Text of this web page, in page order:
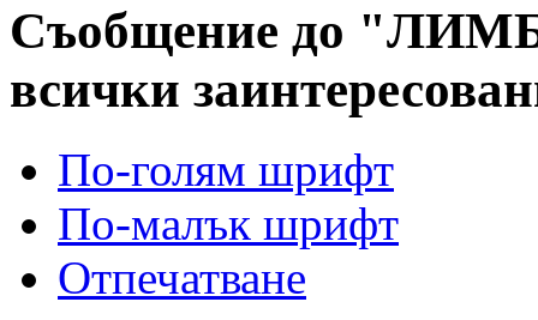
Съобщение до
всички
По-голям шрифт
По-малък шрифт
Отпечатване